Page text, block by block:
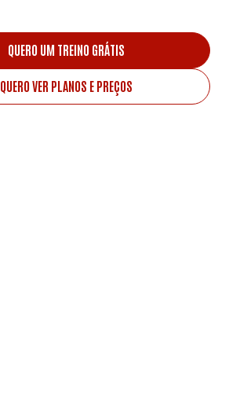
QUERO UM TREINO GRÁTIS
QUERO VER PLANOS E PREÇOS